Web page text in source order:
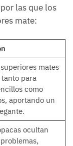
las que los
mate:
mates
para
como
aportando un
ocultan